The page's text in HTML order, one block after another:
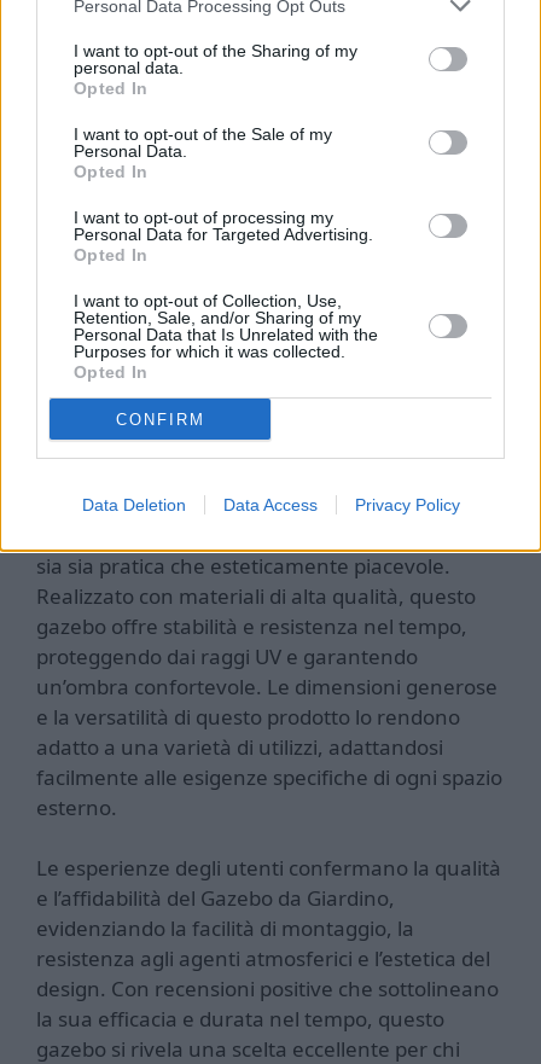
Personal Data Processing Opt Outs
I want to opt-out of the Sharing of my
personal data.
Opted In
I want to opt-out of the Sale of my
Personal Data.
Opted In
I want to opt-out of processing my
Personal Data for Targeted Advertising.
Opted In
I want to opt-out of Collection, Use,
Retention, Sale, and/or Sharing of my
Personal Data that Is Unrelated with the
Purposes for which it was collected.
Opted In
CONFIRM
Data Deletion Data Access Privacy Policy
Sito Ufficiale
promette di coniugare prestazioni di alto livello
con prezzi accessibili, rendendolo una scelta
popolare per chi desidera migliorare il proprio
spazio esterno. Se sei interessato a acquistare
questo gazebo, ti consigliamo di visitare il
Ufficialedel prodotto, dove potrai trovare
ulteriori informazioni dettagliate e acquistarlo al
miglior prezzo garantito.
Il design elegante e la funzionalità del gazebo lo
sia sia pratica che esteticamente piacevole.
Realizzato con materiali di alta qualità, questo
gazebo offre stabilità e resistenza nel tempo,
proteggendo dai raggi UV e garantendo
un’ombra confortevole. Le dimensioni generose
e la versatilità di questo prodotto lo rendono
adatto a una varietà di utilizzi, adattandosi
facilmente alle esigenze specifiche di ogni spazio
esterno.
Le esperienze degli utenti confermano la qualità
e l’affidabilità del Gazebo da Giardino,
evidenziando la facilità di montaggio, la
resistenza agli agenti atmosferici e l’estetica del
design. Con recensioni positive che sottolineano
la sua efficacia e durata nel tempo, questo
gazebo si rivela una scelta eccellente per chi